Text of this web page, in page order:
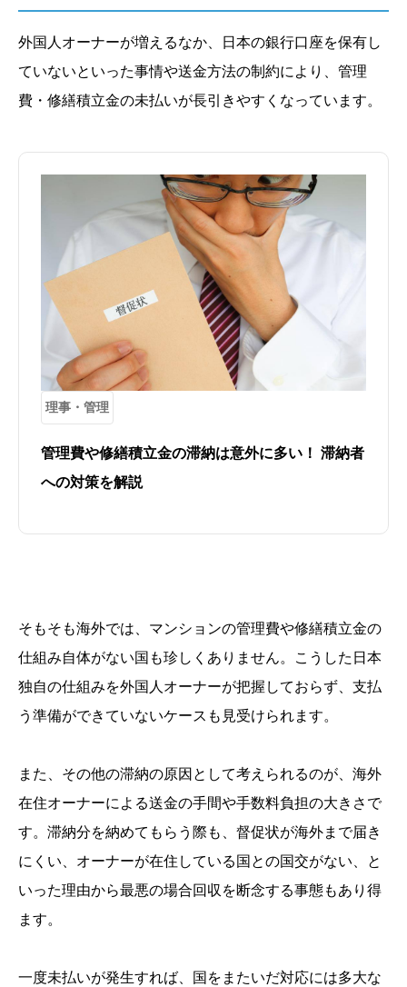
外国人オーナーが増えるなか、日本の銀行口座を保有し
ていないといった事情や送金方法の制約により、管理
費・修繕積立金の未払いが長引きやすくなっています。
理事・管理
管理費や修繕積立金の滞納は意外に多い！ 滞納者
への対策を解説
そもそも海外では、マンションの管理費や修繕積立金の
仕組み自体がない国も珍しくありません。こうした日本
独自の仕組みを外国人オーナーが把握しておらず、支払
う準備ができていないケースも見受けられます。
また、その他の滞納の原因として考えられるのが、海外
在住オーナーによる送金の手間や手数料負担の大きさで
す。滞納分を納めてもらう際も、督促状が海外まで届き
にくい、オーナーが在住している国との国交がない、と
いった理由から最悪の場合回収を断念する事態もあり得
ます。
一度未払いが発生すれば、国をまたいだ対応には多大な